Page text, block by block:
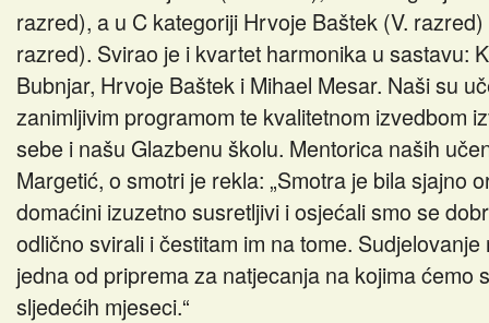
razred), a u C kategoriji Hrvoje Baštek (V.
razred). Svirao je i kvartet harmonika u sastavu:
Bubnjar, Hrvoje Baštek i Mihael Mesar. Naši su
zanimljivim programom te kvalitetnom izvedbom
sebe i našu Glazbenu školu. Mentorica naših
Margetić, o smotri je rekla: „Smotra je bila sjajno
domaćini izuzetno susretljivi i osjećali smo se
odlično svirali i čestitam im na tome.
jedna od priprema za natjecanja na kojima ćemo
sljedećih mjeseci.“